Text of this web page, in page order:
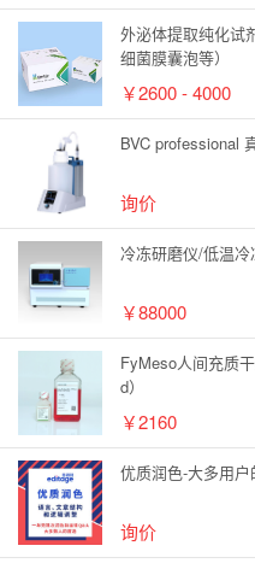
外泌体提取纯化试
细菌膜囊泡等）
￥2600 - 4000
BVC professional
询价
冷冻研磨仪/低温
￥88000
FyMeso人间充质
d）
￥2160
优质润色-大多用户
询价